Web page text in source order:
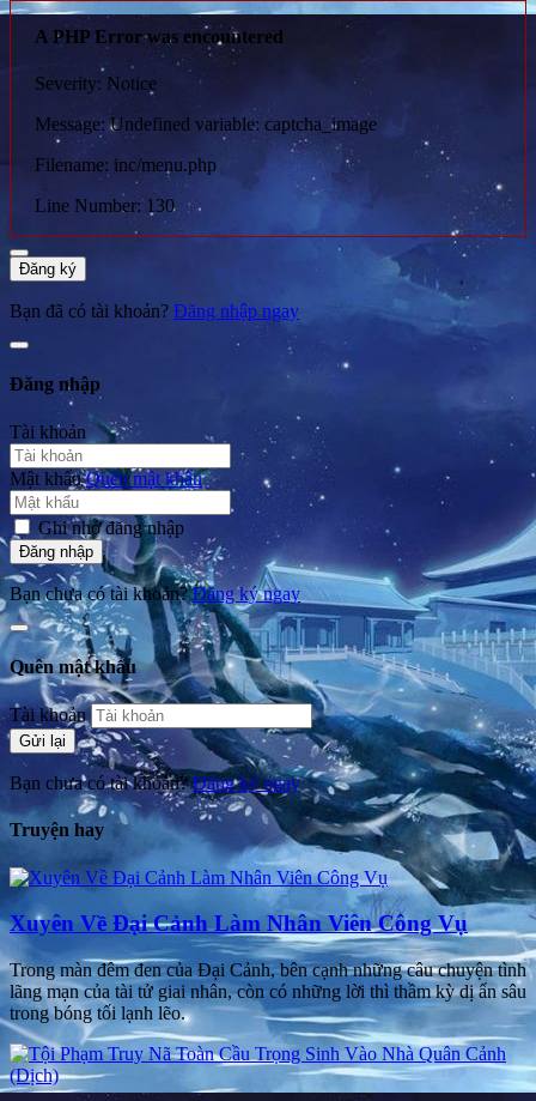
A PHP Error was encountered
Severity: Notice
Message: Undefined variable: captcha_image
Filename: inc/menu.php
Line Number: 130
Đăng ký
Bạn đã có tài khoản? Đăng nhập ngay
Đăng nhập
Tài khoản
Mật khẩu Quên mật khẩu
Ghi nhớ đăng nhập
Đăng nhập
Bạn chưa có tài khoản?Đăng ký ngay
Quên mật khẩu
Tài khoản
Gửi lại
Bạn chưa có tài khoản?Đăng ký ngay
Truyện hay
Xuyên Về Đại Cảnh Làm Nhân Viên Công Vụ
Trong màn đêm đen của Đại Cảnh, bên cạnh những câu chuyện tình
lãng mạn của tài tử giai nhân, còn có những lời thì thầm kỳ dị ẩn sâu
trong bóng tối lạnh lẽo.